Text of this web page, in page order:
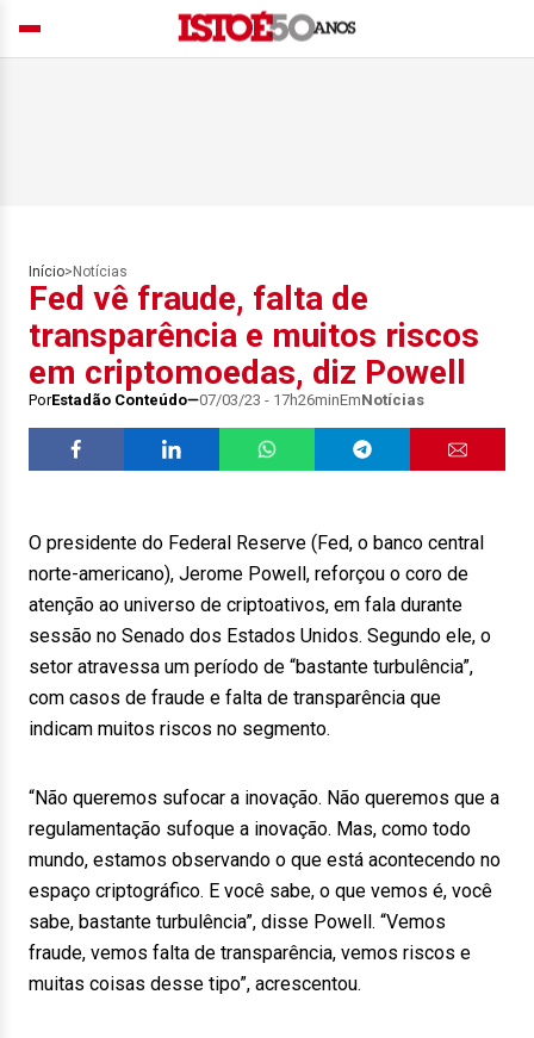
Início> Notícias
Fed vê fraude, falta de
transparência e muitos riscos
em criptomoedas, diz Powell
PorEstadão Conteúdo 07/03/23 - 17h26minEmNotícias
O presidente do Federal Reserve (Fed, o banco central
norte-americano), Jerome Powell, reforçou o coro de
atenção ao universo de criptoativos, em fala durante
sessão no Senado dos Estados Unidos. Segundo ele, o
setor atravessa um período de “bastante turbulência”,
com casos de fraude e falta de transparência que
indicam muitos riscos no segmento.
“Não queremos sufocar a inovação. Não queremos que a
regulamentação sufoque a inovação. Mas, como todo
mundo, estamos observando o que está acontecendo no
espaço criptográfico. E você sabe, o que vemos é, você
sabe, bastante turbulência”, disse Powell. “Vemos
fraude, vemos falta de transparência, vemos riscos e
muitas coisas desse tipo”, acrescentou.